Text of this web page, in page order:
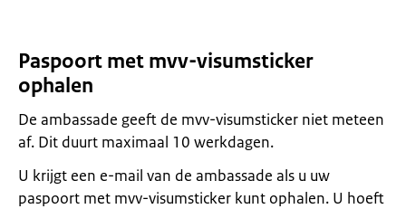
Paspoort met mvv-visumsticker
ophalen
De ambassade geeft de mvv-visumsticker niet meteen
af. Dit duurt maximaal 10 werkdagen.
U krijgt een e-mail van de ambassade als u uw
paspoort met mvv-visumsticker kunt ophalen. U hoeft